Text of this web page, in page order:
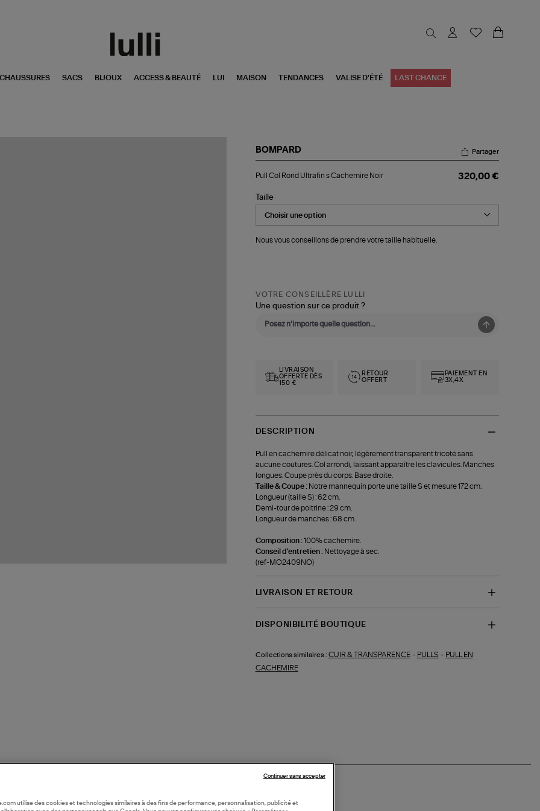
CHAUSSURES SACS BIJOUX ACCESS & BEAUTÉ LUI MAISON TENDANCES VALISE D'ÉTÉ LAST CHANCE
BOMPARD
Col
Ultrafin
s
Cachemire
Noir
Partager
Pull Col Rond Ultrafin s Cachemire Noir 320,00 €
Taille
Nous vous conseillons de prendre votre taille habituelle.
VOTRE CONSEILLÈRE LULLI
Une question sur ce produit ?
LIVRAISON
OFFERTE DÈS
150 €
RETOUR
OFFERT
PAIEMENT EN
3X,4X
DESCRIPTION
Pull en cachemire délicat noir, légèrement transparent tricoté sans
aucune coutures. Col arrondi, laissant apparaître les clavicules. Manches
longues. Coupe près du corps. Base droite.
Taille & Coupe : Notre mannequin porte une taille S et mesure 172 cm.
Longueur (taille S) : 62 cm.
Demi-tour de poitrine : 29 cm.
Longueur de manches : 68 cm.
Composition :100% cachemire.
Conseil d'entretien : Nettoyage à sec.
(ref-MO2409NO)
LIVRAISON ET RETOUR
DISPONIBILITÉ BOUTIQUE
Collections similaires : CUIR & TRANSPARENCE- PULLS - PULL EN
CACHEMIRE
utilise des cookies et technologies similaires à des fins de performance, personnalisation, publicité et
Continuer sans accepter